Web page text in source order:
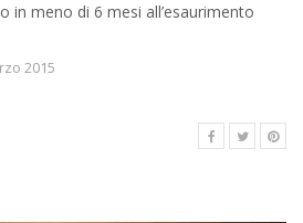
in meno di 6 mesi all’esaurimento
2015